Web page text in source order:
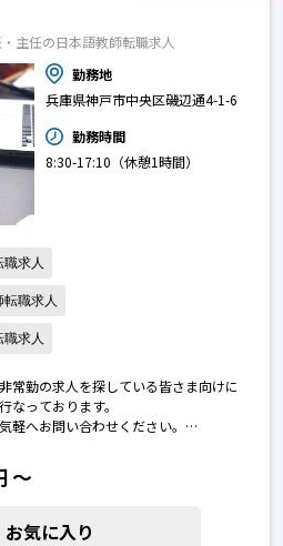
主任の日本語教師転職求人
勤務地
兵庫県神戸市中央区磯辺通4-1-6
勤務時間
8:30-17:10（休憩1時間）
職求人
職求人
職求人
常勤の求人を探している皆さま向けに
なっております。
軽へお問い合わせください。
る場合がございます。予めご了承下さ
〜
お気に入り